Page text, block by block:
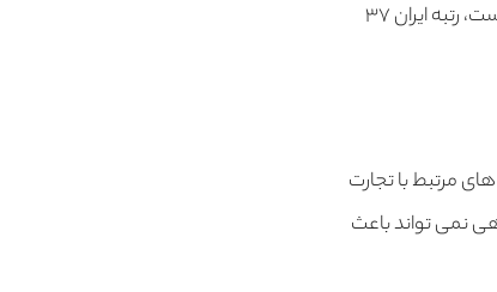
رتبه هایی ۱۲ الی ۱۵ در دنیا است اما در حوزه صادرات که مرتبط با علوم کسب و کار و مدیریت بین الملل است، رتبه ایران ۳۷
مرتبط با تجارت
نمی تواند باعث